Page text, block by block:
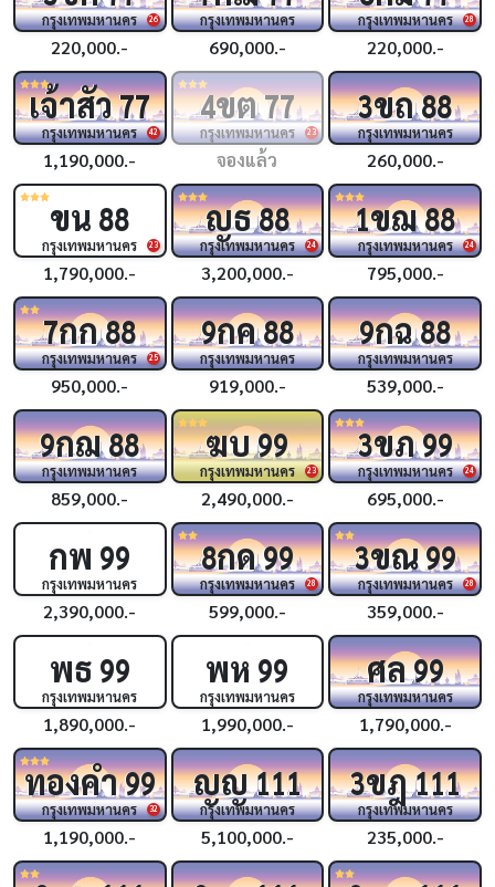
26
กรุงเทพมหานคร
220,000.-
กรุงเทพมหานคร
690,000.-
28
กรุงเทพมหานคร
220,000.-
42
เจ้าสัว77
กรุงเทพมหานคร
1,190,000.-
23
4ขต77
กรุงเทพมหานคร
จองแล้ว
3ขถ88
กรุงเทพมหานคร
260,000.-
23
ขน 88
กรุงเทพมหานคร
1,790,000.-
24
ญธ88
กรุงเทพมหานคร
3,200,000.-
24
1ขฌ88
กรุงเทพมหานคร
795,000.-
25
7กก88
กรุงเทพมหานคร
950,000.-
9กค88
กรุงเทพมหานคร
919,000.-
9กฉ88
กรุงเทพมหานคร
539,000.-
9กฌ88
กรุงเทพมหานคร
859,000.-
23
ฆบ99
กรุงเทพมหานคร
2,490,000.-
24
3ขภ99
กรุงเทพมหานคร
695,000.-
กพ 99
กรุงเทพมหานคร
2,390,000.-
28
8กด99
กรุงเทพมหานคร
599,000.-
28
3ขณ99
กรุงเทพมหานคร
359,000.-
พธ 99
กรุงเทพมหานคร
1,890,000.-
พห 99
กรุงเทพมหานคร
1,990,000.-
ศล99
กรุงเทพมหานคร
1,790,000.-
32
ทองคำ99
กรุงเทพมหานคร
1,190,000.-
ญญ111
กรุงเทพมหานคร
5,100,000.-
3ขฎ111
กรุงเทพมหานคร
235,000.-